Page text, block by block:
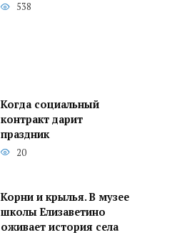
538
Когда социальный
контракт дарит
праздник
20
Корни и крылья. В музее
школы Елизаветино
оживает история села